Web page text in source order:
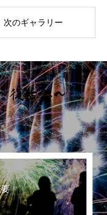
次のギャラリー